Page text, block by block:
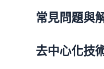
常見問題與
去中心化技